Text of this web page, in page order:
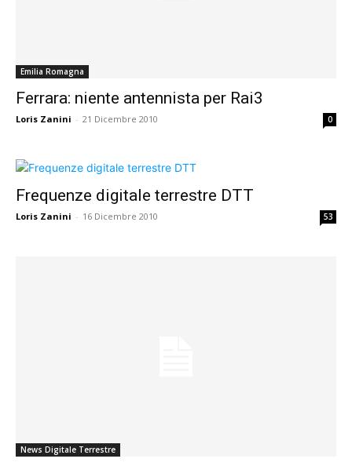
Emilia Romagna
Ferrara: niente antennista per Rai3
Loris Zanini - 21 Dicembre 2010 0
Frequenze digitale terrestre DTT
Loris Zanini - 16 Dicembre 2010 53
News Digitale Terrestre